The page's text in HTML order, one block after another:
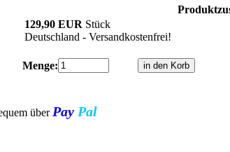
129,90 EUR Stück
Deutschland - Versandkostenfrei!
Menge:
über Pay Pal